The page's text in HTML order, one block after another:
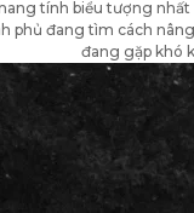
tính biểu tượng
phủ đang tìm cách
đang gặp khó